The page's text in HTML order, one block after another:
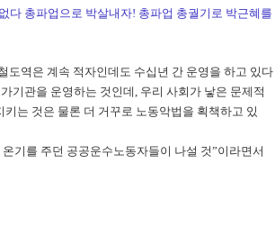
다 총파업으로 박살내자! 총파업 총궐기로 박근혜를
도역은 계속 적자인데도 수십년 간 운영을 하고 있다
기관을 운영하는 것인데, 우리 사회가 낳은 문제적
는 것은 물론 더 거꾸로 노동악법을 획책하고 있
기를 주던 공공운수노동자들이 나설 것”이라면서